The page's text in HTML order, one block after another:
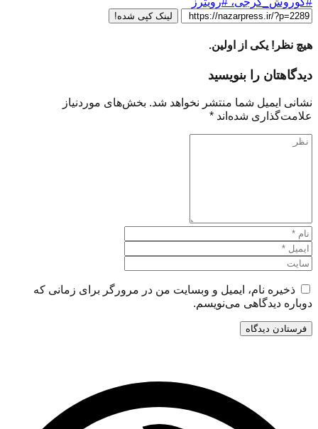
لینک کپی شده!
هیچ نظر! یکی از اولین.
دیدگاهتان را بنویسید
نشانی ایمیل شما منتشر نخواهد شد. بخش‌های موردنیاز
علامت‌گذاری شده‌اند *
ذخیره نام، ایمیل و وبسایت من در مرورگر برای زمانی که
دوباره دیدگاهی می‌نویسم.